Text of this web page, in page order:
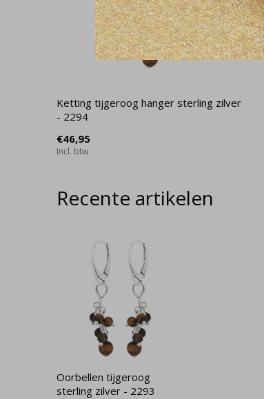
Ketting tijgeroog hanger sterling zilver
- 2294
€46,95
Incl. btw
Recente artikelen
Oorbellen tijgeroog
sterling zilver - 2293